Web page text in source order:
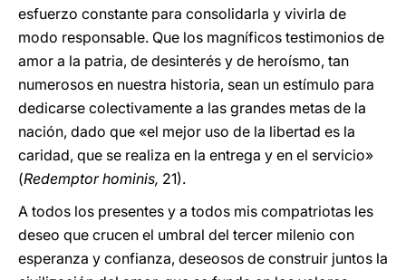
esfuerzo constante para consolidarla y vivirla de
modo responsable. Que los magníficos testimonios de
amor a la patria, de desinterés y de heroísmo, tan
numerosos en nuestra historia, sean un estímulo para
dedicarse colectivamente a las grandes metas de la
nación, dado que «el mejor uso de la libertad es la
caridad, que se realiza en la entrega y en el servicio»
(Redemptor hominis, 21).
A todos los presentes y a todos mis compatriotas les
deseo que crucen el umbral del tercer milenio con
esperanza y confianza, deseosos de construir juntos la